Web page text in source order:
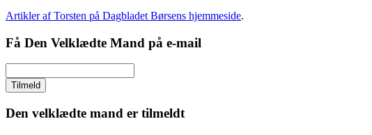
Artikler af Torsten på Dagbladet Børsens hjemmeside.
Få Den Velklædte Mand på e-mail
Den velklædte mand er tilmeldt